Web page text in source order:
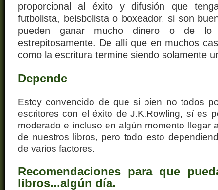
proporcional al éxito y difusión que
futbolista, beisbolista o boxeador, si son
pueden ganar mucho dinero o de lo
estrepitosamente. De allí que en muchos
como la escritura termine siendo solamente
Depende
Estoy convencido de que si bien no todos
escritores con el éxito de J.K.Rowling, sí es
moderado e incluso en algún momento llegar
de nuestros libros, pero todo esto
de varios factores.
Recomendaciones para que
libros...algún día.